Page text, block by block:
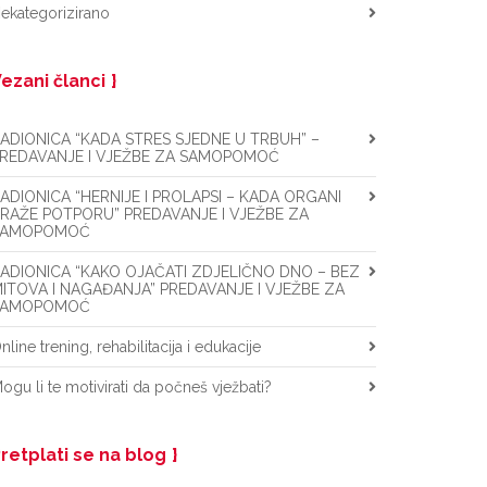
članci
“KADA STRES SJEDNE U TRBUH” –
I VJEŽBE ZA SAMOPOMOĆ
“HERNIJE I PROLAPSI – KADA ORGANI
POTPORU” PREDAVANJE I VJEŽBE ZA
“KAKO OJAČATI ZDJELIČNO DNO – BEZ
I NAGAĐANJA” PREDAVANJE I VJEŽBE ZA
trening, rehabilitacija i edukacije
li te motivirati da počneš vježbati?
se na blog